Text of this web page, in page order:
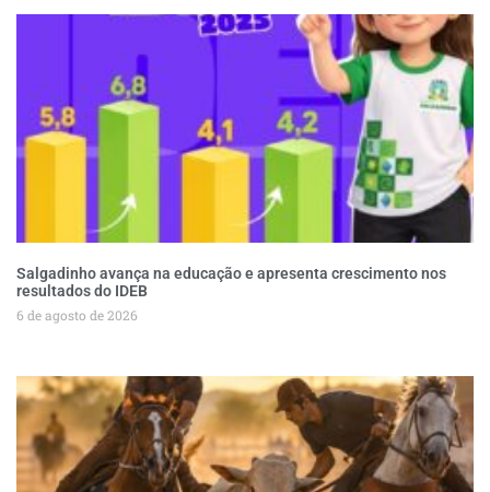
Salgadinho avança na educação e apresenta crescimento nos
resultados do IDEB
6 de agosto de 2026